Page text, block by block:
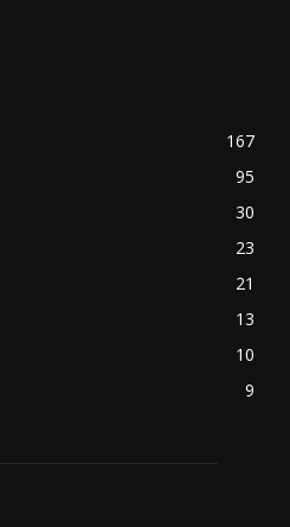
167
95
30
23
21
13
10
9